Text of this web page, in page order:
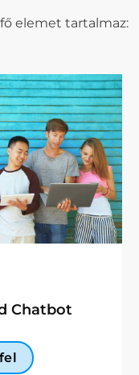
elemet tartalmaz:
Chatbot